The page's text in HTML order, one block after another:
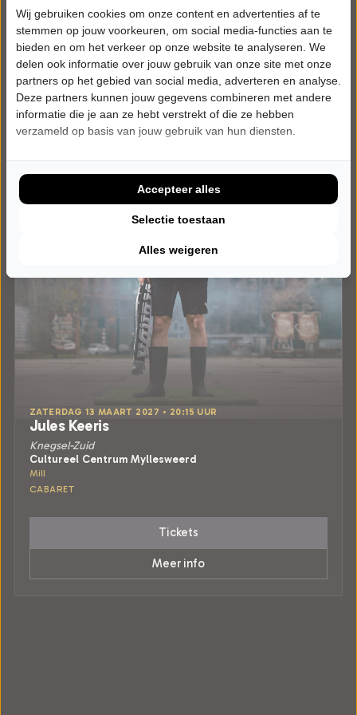
Tickets
Meer info
ZATERDAG 13 MAART 2027 • 20:15 UUR
Jules Keeris
Knegsel-Zuid
Cultureel Centrum Myllesweerd
Mill
CABARET
Tickets
Meer info
Wij gebruiken cookies om onze content en advertenties af te
stemmen op jouw voorkeuren, om social media-functies aan te
bieden en om het verkeer op onze website te analyseren. We
delen ook informatie over jouw gebruik van onze site met onze
partners op het gebied van social media, adverteren en analyse.
Deze partners kunnen jouw gegevens combineren met andere
informatie die je aan ze hebt verstrekt of die ze hebben
verzameld op basis van jouw gebruik van hun diensten.
Alles weigeren
Selectie toestaan
Accepteer alles